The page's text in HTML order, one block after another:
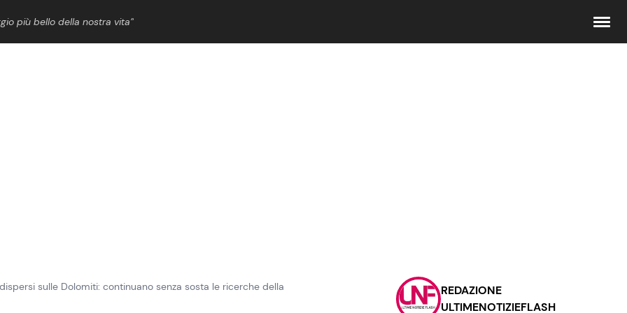
più bello della nostra vita”
Contattaci
Pubblicità
sulle Dolomiti: continuano senza sosta le ricerche della
REDAZIONE
ULTIMENOTIZIEFLASH